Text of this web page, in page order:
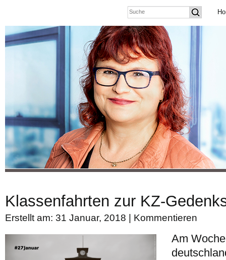
Klassenfahrten zur KZ-
Erstellt am: 31 Januar, 2018 | Kommentieren
Am